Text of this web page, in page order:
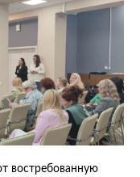
востребованную